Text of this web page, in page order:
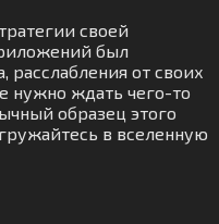
своей
был
расслабления от своих
нужно ждать чего-то
образец этого
в вселенную